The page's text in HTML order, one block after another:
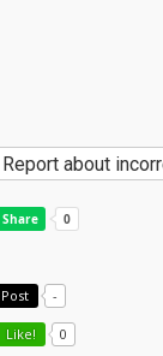
Report about
Post -
Like! 0